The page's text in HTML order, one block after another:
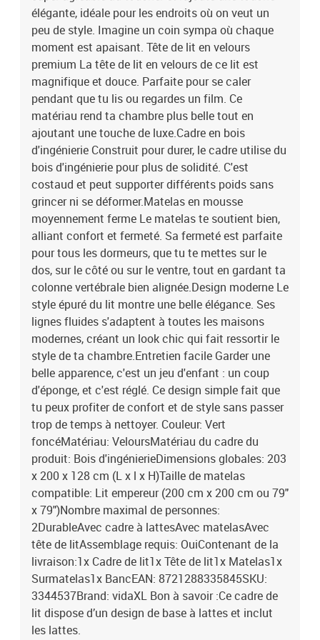
élégante, idéale pour les endroits où on veut un
peu de style. Imagine un coin sympa où chaque
moment est apaisant. Tête de lit en velours
premium La tête de lit en velours de ce lit est
magnifique et douce. Parfaite pour se caler
pendant que tu lis ou regardes un film. Ce
matériau rend ta chambre plus belle tout en
ajoutant une touche de luxe.Cadre en bois
d'ingénierie Construit pour durer, le cadre utilise du
bois d'ingénierie pour plus de solidité. C'est
costaud et peut supporter différents poids sans
grincer ni se déformer.Matelas en mousse
moyennement ferme Le matelas te soutient bien,
alliant confort et fermeté. Sa fermeté est parfaite
pour tous les dormeurs, que tu te mettes sur le
dos, sur le côté ou sur le ventre, tout en gardant ta
colonne vertébrale bien alignée.Design moderne Le
style épuré du lit montre une belle élégance. Ses
lignes fluides s'adaptent à toutes les maisons
modernes, créant un look chic qui fait ressortir le
style de ta chambre.Entretien facile Garder une
belle apparence, c'est un jeu d'enfant : un coup
d'éponge, et c'est réglé. Ce design simple fait que
tu peux profiter de confort et de style sans passer
trop de temps à nettoyer. Couleur: Vert
foncéMatériau: VeloursMatériau du cadre du
produit: Bois d'ingénierieDimensions globales: 203
x 200 x 128 cm (L x l x H)Taille de matelas
compatible: Lit empereur (200 cm x 200 cm ou 79"
x 79")Nombre maximal de personnes:
2DurableAvec cadre à lattesAvec matelasAvec
tête de litAssemblage requis: OuiContenant de la
livraison:1x Cadre de lit1x Tête de lit1x Matelas1x
Surmatelas1x BancEAN: 8721288335845SKU:
3344537Brand: vidaXL Bon à savoir :Ce cadre de
lit dispose d’un design de base à lattes et inclut
les lattes.